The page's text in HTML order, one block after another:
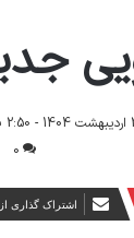
0
اشتراک گذاری